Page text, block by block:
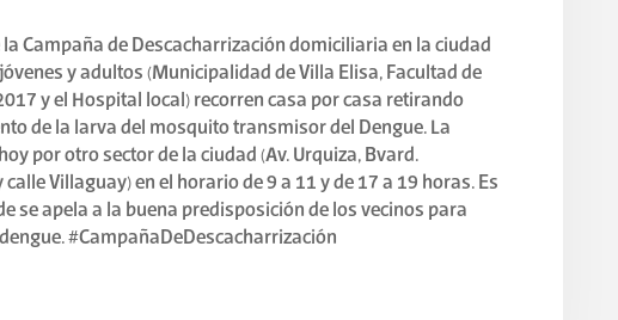
Campaña de Descacharrización domiciliaria en la ciudad
y adultos (Municipalidad de Villa Elisa, Facultad de
y el Hospital local) recorren casa por casa retirando
de la larva del mosquito transmisor del Dengue. La
por otro sector de la ciudad (Av. Urquiza, Bvard.
Villaguay) en el horario de 9 a 11 y de 17 a 19 horas. Es
se apela a la buena predisposición de los vecinos para
#CampañaDeDescacharrización